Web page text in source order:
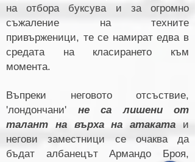
на отбора буксува и за огромно
съжаление на техните
привърженици, те се намират едва в
средата на класирането към
момента.
Въпреки неговото отсъствие,
'лондончани' не са лишени от
талант на върха на атаката и
негови заместници се очаква да
бъдат албанецът Армандо Броя,